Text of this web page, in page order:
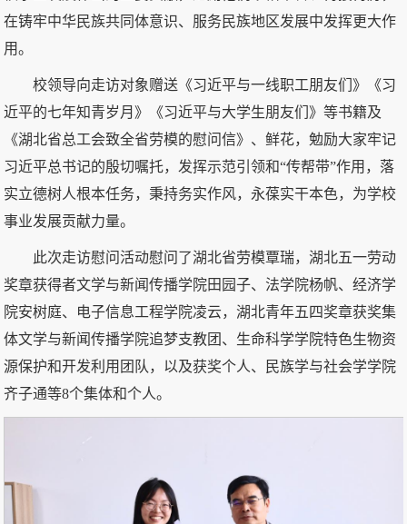
在铸牢中华民族共同体意识、服务民族地区发展中发挥更大作
用。
校领导向走访对象赠送《习近平与一线职工朋友们》《习
近平的七年知青岁月》《习近平与大学生朋友们》等书籍及
《湖北省总工会致全省劳模的慰问信》、鲜花，勉励大家牢记
习近平总书记的殷切嘱托，发挥示范引领和“传帮带”作用，落
实立德树人根本任务，秉持务实作风，永葆实干本色，为学校
事业发展贡献力量。
此次走访慰问活动慰问了湖北省劳模覃瑞，湖北五一劳动
奖章获得者文学与新闻传播学院田园子、法学院杨帆、经济学
院安树庭、电子信息工程学院凌云，湖北青年五四奖章获奖集
体文学与新闻传播学院追梦支教团、生命科学学院特色生物资
源保护和开发利用团队，以及获奖个人、民族学与社会学学院
齐子通等8个集体和个人。